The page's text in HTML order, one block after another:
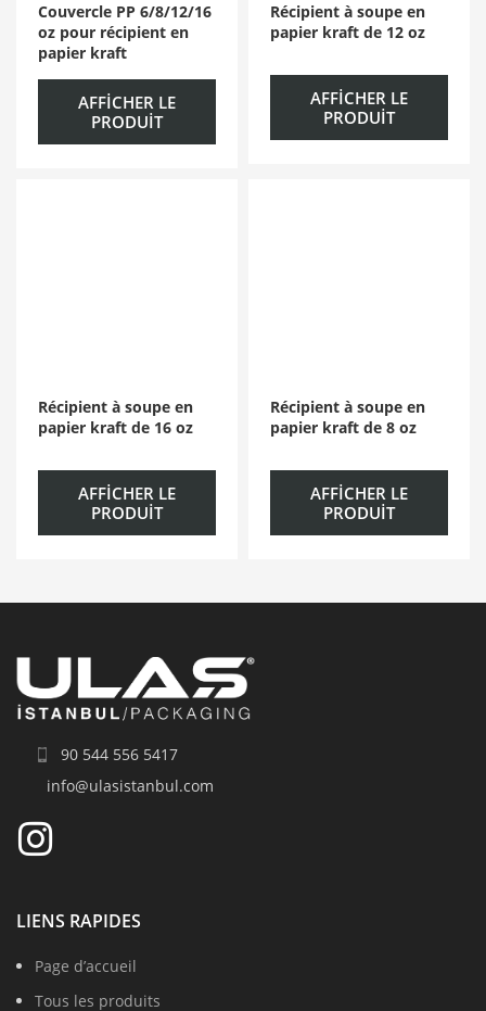
Couvercle PP 6/8/12/16
oz pour récipient en
papier kraft
AFFICHER LE
PRODUIT
Récipient à soupe en
papier kraft de 12 oz
AFFICHER LE
PRODUIT
Récipient à soupe en
papier kraft de 16 oz
AFFICHER LE
PRODUIT
Récipient à soupe en
papier kraft de 8 oz
AFFICHER LE
PRODUIT
90 544 556 5417
info@ulasistanbul.com
LIENS RAPIDES
Page d’accueil
Tous les produits